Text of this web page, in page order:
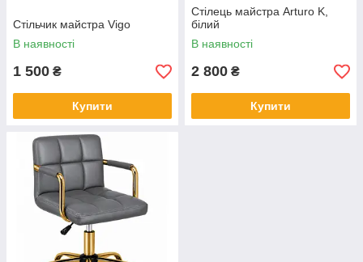
Стільчик майстра Vigo
В наявності
1 500 ₴
Купити
Стілець майстра Arturo K,
білий
В наявності
2 800 ₴
Купити